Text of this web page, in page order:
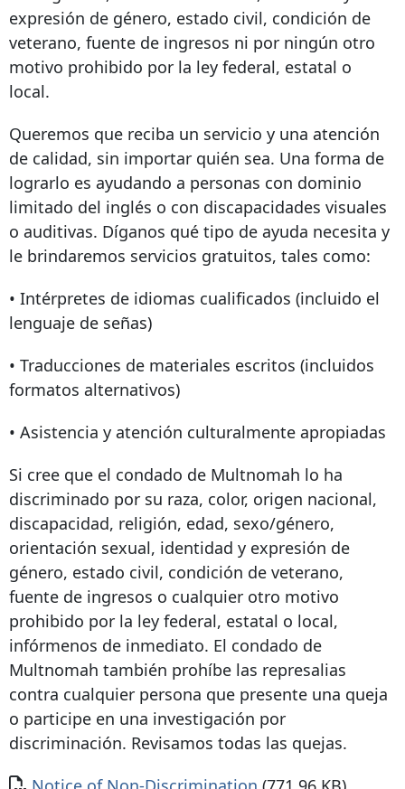
expresión de género, estado civil, condición de
veterano, fuente de ingresos ni por ningún otro
motivo prohibido por la ley federal, estatal o
local.
Queremos que reciba un servicio y una atención
de calidad, sin importar quién sea. Una forma de
lograrlo es ayudando a personas con dominio
limitado del inglés o con discapacidades visuales
o auditivas. Díganos qué tipo de ayuda necesita y
le brindaremos servicios gratuitos, tales como:
• Intérpretes de idiomas cualificados (incluido el
lenguaje de señas)
• Traducciones de materiales escritos (incluidos
formatos alternativos)
• Asistencia y atención culturalmente apropiadas
Si cree que el condado de Multnomah lo ha
discriminado por su raza, color, origen nacional,
discapacidad, religión, edad, sexo/género,
orientación sexual, identidad y expresión de
género, estado civil, condición de veterano,
fuente de ingresos o cualquier otro motivo
prohibido por la ley federal, estatal o local,
infórmenos de inmediato. El condado de
Multnomah también prohíbe las represalias
contra cualquier persona que presente una queja
o participe en una investigación por
discriminación. Revisamos todas las quejas.